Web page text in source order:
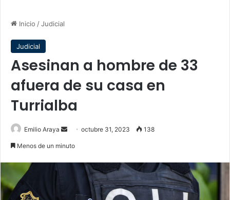
Inicio /Judicial
Judicial
Asesinan a hombre de 33
afuera de su casa en
Turrialba
Emilio Araya
Sendoctubre 31, 2023 138
Menos de un minuto